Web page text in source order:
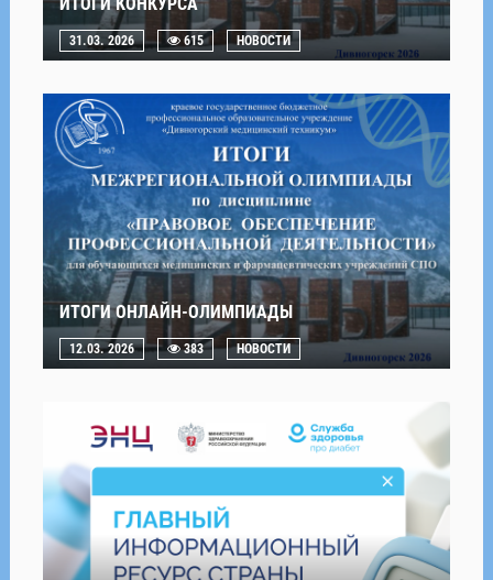
31.03. 2026 615 НОВОСТИ
ИТОГИ ОНЛАЙН-ОЛИМПИАДЫ
12.03. 2026 383 НОВОСТИ